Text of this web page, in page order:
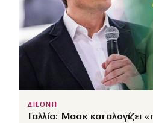
ΔΙΕΘΝΗ
Γαλλία: Μασκ καταλογίζει